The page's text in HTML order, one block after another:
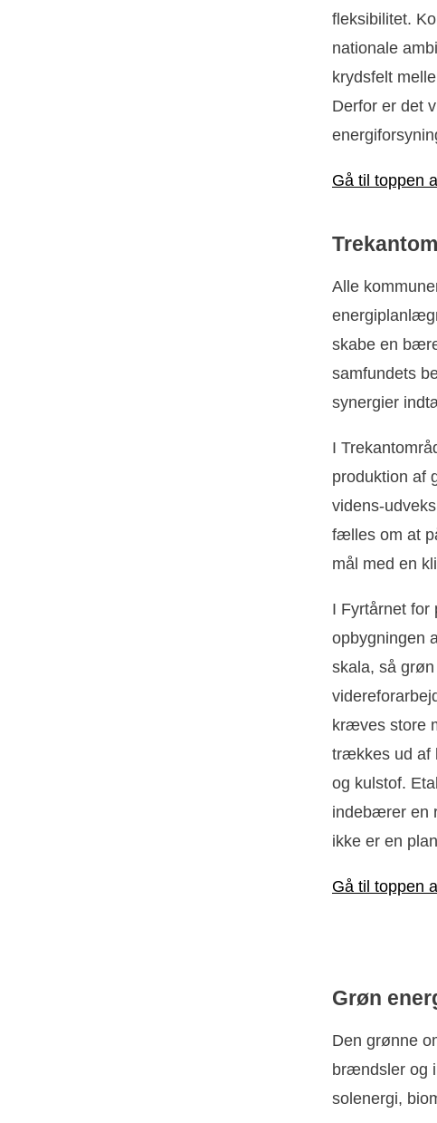
fleksibilitet.
nationale
krydsfelt
Derfor er det
Gå til toppen
Alle
skabe en
samfundets
synergier
I
produktion af
videns-
fælles om at
mål med en
I Fyrtårnet for
opbygningen
skala, så
kræves store
trækkes ud af
og kulstof.
indebærer en
ikke er en
Gå til toppen
Grøn
Den grønne
brændsler og
solenergi,